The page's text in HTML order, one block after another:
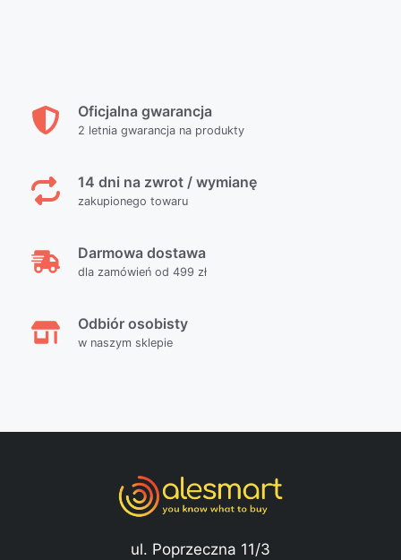
Oficjalna gwarancja
2 letnia gwarancja na produkty
14 dni na zwrot / wymianę
zakupionego towaru
Darmowa dostawa
dla zamówień od 499 zł
Odbiór osobisty
w naszym sklepie
ul. Poprzeczna 11/3